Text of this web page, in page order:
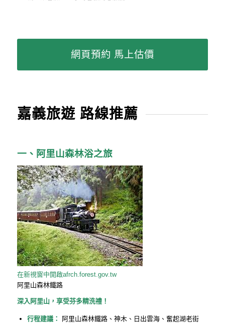
網頁預約 馬上估價
嘉義旅遊 路線推薦
一、阿里山森林浴之旅
在新視窗中開啟afrch.forest.gov.tw
阿里山森林鐵路
深入阿里山，享受芬多精洗禮！
行程建議：
阿里山森林鐵路、神木、日出雲海、奮起湖老街